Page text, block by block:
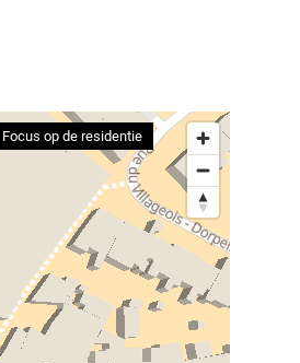
Focus op de residentie